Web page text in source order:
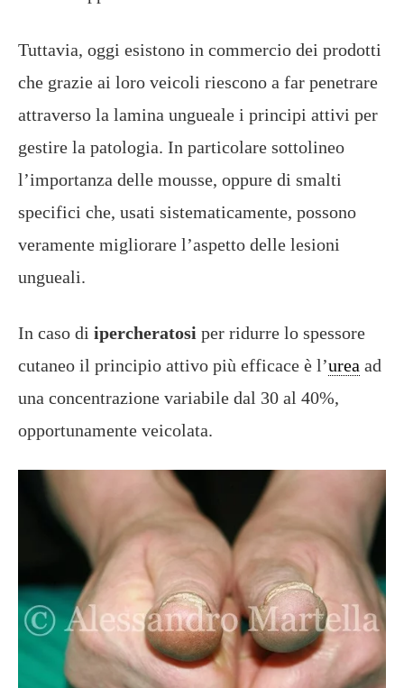
Tuttavia, oggi esistono in commercio dei prodotti
che grazie ai loro veicoli riescono a far penetrare
attraverso la lamina ungueale i principi attivi per
gestire la patologia. In particolare sottolineo
l’importanza delle mousse, oppure di smalti
specifici che, usati sistematicamente, possono
veramente migliorare l’aspetto delle lesioni
ungueali.
In caso di ipercheratosi per ridurre lo spessore
cutaneo il principio attivo più efficace è l’urea ad
una concentrazione variabile dal 30 al 40%,
opportunamente veicolata.